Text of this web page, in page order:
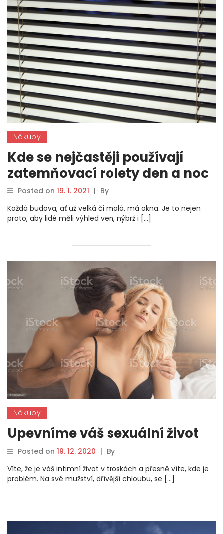
Nákupy
Kde se nejčastěji používají
zatemňovací rolety den a noc
Posted on 19. 1. 2021 | By
Každá budova, ať už velká či malá, má okna. Je to nejen
proto, aby lidé měli výhled ven, nýbrž i […]
Nákupy
Upevníme váš sexuální život
Posted on 19. 12. 2020 | By
Víte, že je váš intimní život v troskách a přesně víte, kde je
problém. Na své mužství, dřívější chloubu, se […]